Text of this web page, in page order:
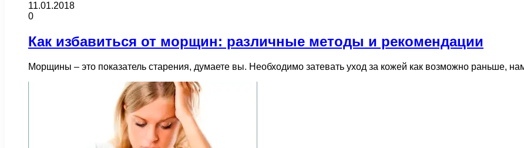
11.01.2018
0
Как избавиться от морщин: различные методы и рекомендации
Морщины – это показатель старения, думаете вы. Необходимо затевать уход за кожей как возможно раньше,